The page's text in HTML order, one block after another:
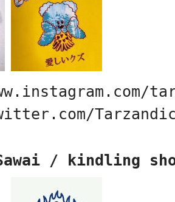
/ kindling